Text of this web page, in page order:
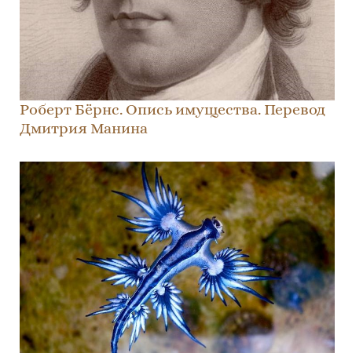
Роберт Бёрнс. Опись имущества. Перевод
Дмитрия Манина